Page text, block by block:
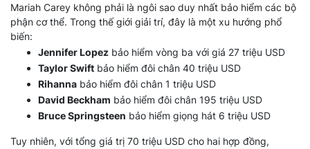
Mariah Carey không phải là ngôi sao duy nhất bảo hiểm các bộ
phận cơ thể. Trong thế giới giải trí, đây là một xu hướng phổ
biến:
Jennifer Lopez bảo hiểm vòng ba với giá 27 triệu USD
Taylor Swift bảo hiểm đôi chân 40 triệu USD
Rihanna bảo hiểm đôi chân 1 triệu USD
David Beckham bảo hiểm đôi chân 195 triệu USD
Bruce Springsteen bảo hiểm giọng hát 6 triệu USD
Tuy nhiên, với tổng giá trị 70 triệu USD cho hai hợp đồng,